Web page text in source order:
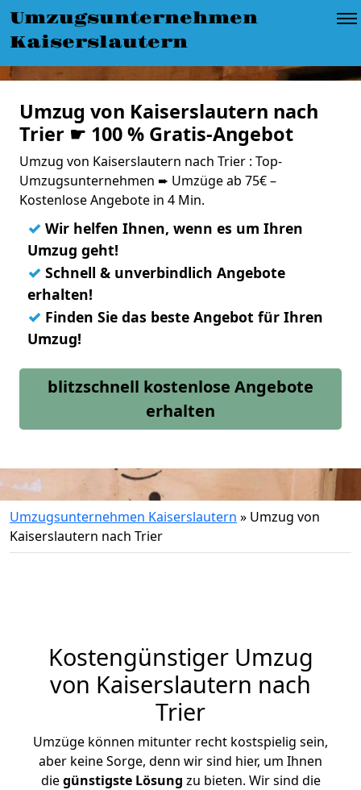
Umzugsunternehmen
Kaiserslautern
Umzug von Kaiserslautern nach
Trier ☛ 100 % Gratis-Angebot
Umzug von Kaiserslautern nach Trier : Top-
Umzugsunternehmen ➨ Umzüge ab 75€ –
Kostenlose Angebote in 4 Min.
✓ Wir helfen Ihnen, wenn es um Ihren
Umzug geht!
✓ Schnell & unverbindlich Angebote
erhalten!
✓ Finden Sie das beste Angebot für Ihren
Umzug!
blitzschnell kostenlose Angebote
erhalten
Umzugsunternehmen Kaiserslautern » Umzug von
Kaiserslautern nach Trier
Kostengünstiger Umzug
von Kaiserslautern nach
Trier
Umzüge können mitunter recht kostspielig sein,
aber keine Sorge, denn wir sind hier, um Ihnen
diegünstigste Lösung zu bieten. Wir sind die